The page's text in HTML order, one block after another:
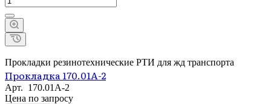
Прокладки резинотехнические РТИ для жд транспорта
Прокладка 170.01А-2
Арт. 170.01А-2
Цена по запросу